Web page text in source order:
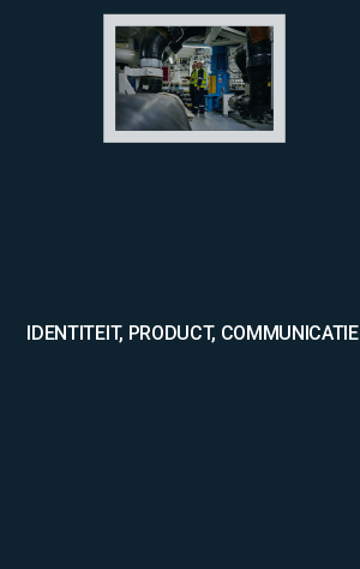
IDENTITEIT, PRODUCT, COMMUNICATIE